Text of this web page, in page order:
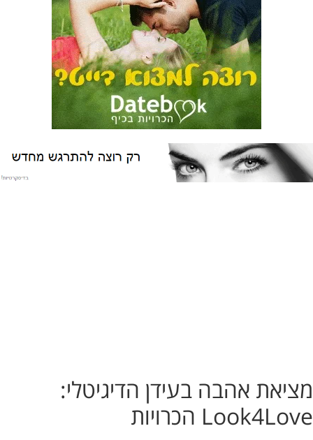
מציאת אהבה בעידן הדיגיטלי:
Look4Love הכרויות